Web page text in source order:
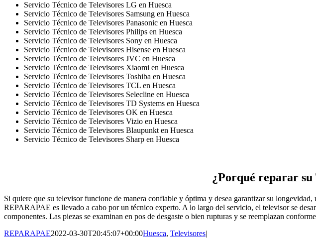
Servicio Técnico de Televisores LG en Huesca
Servicio Técnico de Televisores Samsung en Huesca
Servicio Técnico de Televisores Panasonic en Huesca
Servicio Técnico de Televisores Philips en Huesca
Servicio Técnico de Televisores Sony en Huesca
Servicio Técnico de Televisores Hisense en Huesca
Servicio Técnico de Televisores JVC en Huesca
Servicio Técnico de Televisores Xiaomi en Huesca
Servicio Técnico de Televisores Toshiba en Huesca
Servicio Técnico de Televisores TCL en Huesca
Servicio Técnico de Televisores Selecline en Huesca
Servicio Técnico de Televisores TD Systems en Huesca
Servicio Técnico de Televisores OK en Huesca
Servicio Técnico de Televisores Vizio en Huesca
Servicio Técnico de Televisores Blaupunkt en Huesca
Servicio Técnico de Televisores Sharp en Huesca
¿Porqué reparar
Si quiere que su televisor funcione de manera confiable y óptima y desea garantizar su
REPARAPAE es llevado a cabo por un técnico experto. A lo largo del servicio, el televisor se
componentes. Las piezas se examinan en pos de desgaste o bien rupturas y se reemplazan
REPARAPAE2022-03-30T20:45:07+00:00Huesca, Televisores|